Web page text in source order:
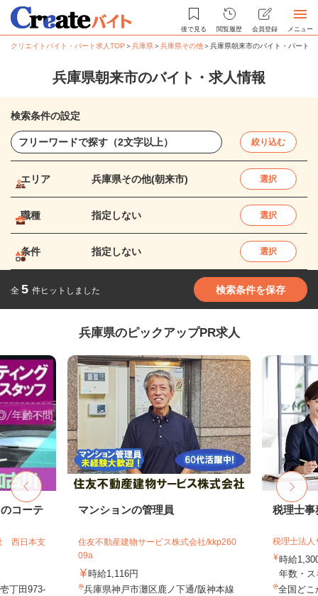
後で見る 閲覧履歴 会員登録 メニュー
クリエイトバイト・パート求人TOP ＞兵庫県＞兵庫県その他＞兵庫県朝来市のバイト・パート求
兵庫県朝来市のバイト・求人情報
検索条件の設定
絞り込む
エリア 兵庫県その他(朝来市) 選択
職種 指定しない 選択
条件 指定しない 選択
全 5 件ヒットしました 検索条件を保存
兵庫県のピックアップPR求人
コーテ
西日本支
丁田973-
マンションの管理員
住友不動産建物サービス株式会社/kkp260
09a
時給1,116円
兵庫県神戸市灘区鹿ノ下通/阪神本線
税理士事
税理士法人
時給
年数・
全国どこ